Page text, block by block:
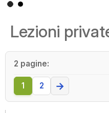
Lezioni
2 pagine:
1 2 →